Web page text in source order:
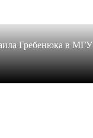
Гребенюка в МГУ